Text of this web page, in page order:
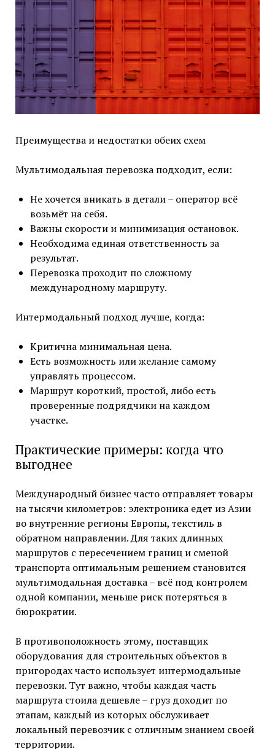
Преимущества и недостатки обеих схем
Мультимодальная перевозка подходит, если:
Не хочется вникать в детали – оператор всё
возьмёт на себя.
Важны скорости и минимизация остановок.
Необходима единая ответственность за
результат.
Перевозка проходит по сложному
международному маршруту.
Интермодальный подход лучше, когда:
Критична минимальная цена.
Есть возможность или желание самому
управлять процессом.
Маршрут короткий, простой, либо есть
проверенные подрядчики на каждом
участке.
Практические примеры: когда что
выгоднее
Международный бизнес часто отправляет товары
на тысячи километров: электроника едет из Азии
во внутренние регионы Европы, текстиль в
обратном направлении. Для таких длинных
маршрутов с пересечением границ и сменой
транспорта оптимальным решением становится
мультимодальная доставка – всё под контролем
одной компании, меньше риск потеряться в
бюрократии.
В противоположность этому, поставщик
оборудования для строительных объектов в
пригородах часто использует интермодальные
перевозки. Тут важно, чтобы каждая часть
маршрута стоила дешевле – груз доходит по
этапам, каждый из которых обслуживает
локальный перевозчик с отличным знанием своей
территории.